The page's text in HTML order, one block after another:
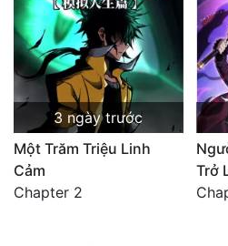
3 ngày trước
Một Trăm Triệu Linh
Cảm
Chapter 2
Trở